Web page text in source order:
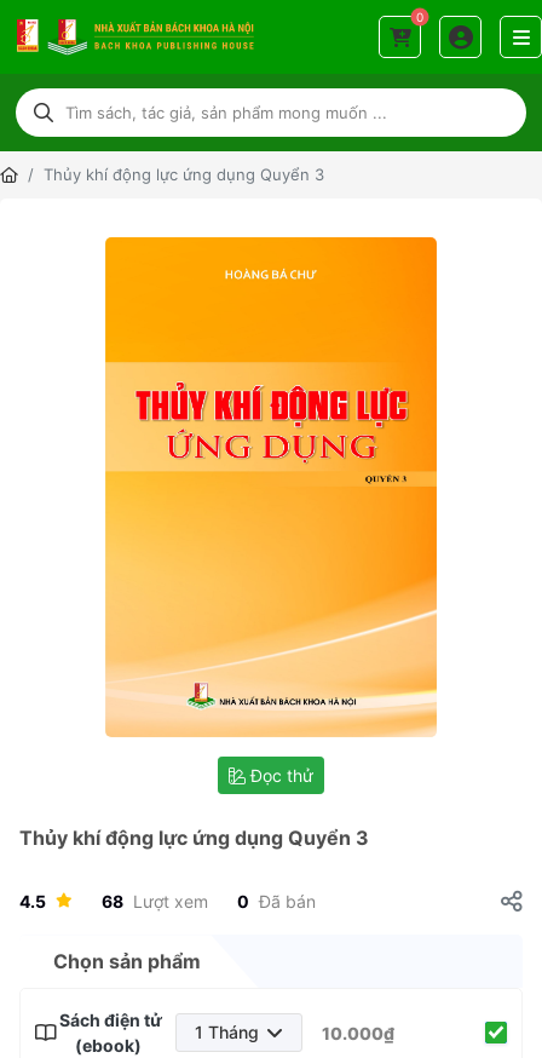
0
Thủy khí động lực ứng dụng Quyển 3
Đọc thử
Thủy khí động lực ứng dụng Quyển 3
4.5 68 Lượt xem 0 Đã bán
Chọn sản phẩm
Sách điện tử
(ebook)
1 Tháng 10.000₫